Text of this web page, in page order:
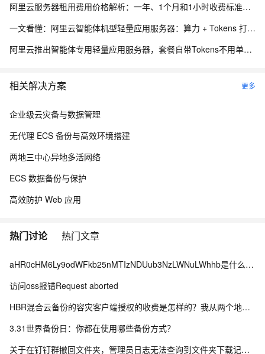
阿里云服务器租用费用价格解析：一年、1个月和1小时收费标准，轻量、ECS和GPU实例规格族费用清单
一文看懂：阿里云智能体机型轻量应用服务器：算力 + Tokens 打包，部署 RAG 更划算
阿里云推出智能体专用轻量应用服务器，套餐自带Tokens不用单独买，首页5折优惠
相关解决方案 更多
企业级云灾备与数据管理
无代理 ECS 备份与高效环境搭建
两地三中心异地多活网络
ECS 数据备份与保护
高效防护 Web 应用
热门讨论 热门文章
aHR0cHM6Ly9odWFkb25nMTIzNDUub3NzLWNuLWhhb是什么情况？
访问oss报错Request aborted
HBR混合云备份的容灾客户端授权的收费是怎样的？我从两个地方看到的不一样，哪个为准？
3.31世界备份日：你都在使用哪些备份方式？
关于在钉钉群撤回文件夹，管理员日志无法查询到文件夹下载记录的问题。